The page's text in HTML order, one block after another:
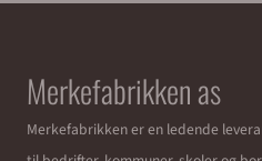
Merkefabrikken as
Merkefabrikken er en ledende